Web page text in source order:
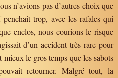
n’avions pas d’autres choix que
trop, avec les rafales qui
enclos, nous courions le risque
d’un accident très rare pour
mieux le gros temps que les sabots
retourner. Malgré tout, la